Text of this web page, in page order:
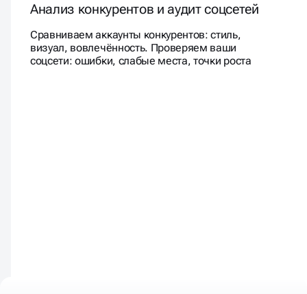
Анализ конкурентов и аудит соцсетей
Сравниваем аккаунты конкурентов: стиль,
визуал, вовлечённость. Проверяем ваши
соцсети: ошибки, слабые места, точки роста